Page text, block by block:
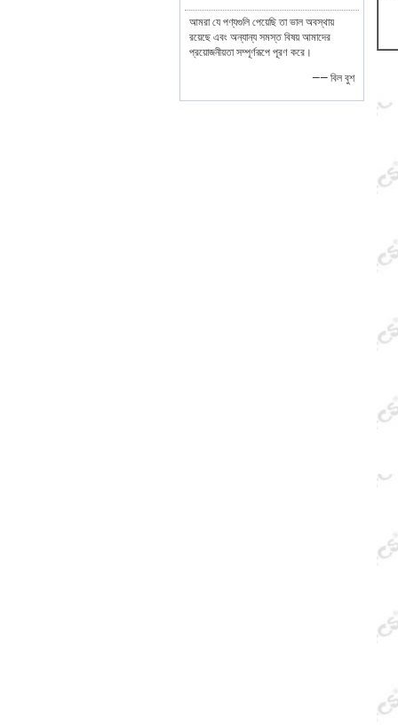
আমরা যে পণ্যগুলি পেয়েছি তা ভাল অবস্থায়
রয়েছে এবং অন্যান্য সমস্ত বিষয় আমাদের
প্রয়োজনীয়তা সম্পূর্ণরূপে পূরণ করে।
—— বিল বুশ